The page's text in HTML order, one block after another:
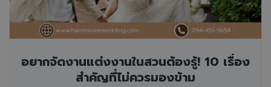
อยากจัดงานแต่งงานในสวนต้องรู้! 10 เรื่อง
สำคัญที่ไม่ควรมองข้าม